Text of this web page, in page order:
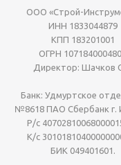
ООО «Строй-
ИНН 1833044879
КПП 183201001
ОГРН
Директор: Шачков
Банк: Удмуртское
№8618 ПАО Сбербанк г.
Р/с
К/с
БИК 049401601.